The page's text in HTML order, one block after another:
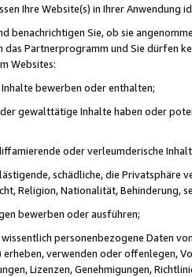
Ihre Website(s) in Ihrer Anwendung
benachrichtigen Sie, ob sie
das Partnerprogramm und Sie dürfen
Websites:
bewerben oder enthalten;
gewalttätige Inhalte haben oder
oder verleumderische
schädliche, die Privatsphäre
Religion, Nationalität, Behinderung,
bewerben oder ausführen;
personenbezogene Daten
verwenden oder offenlegen,
Lizenzen, Genehmigungen,